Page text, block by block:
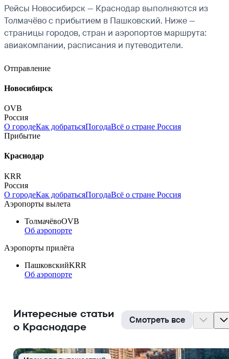
Рейсы Новосибирск — Краснодар выполняются из
Толмачёво с прибытием в Пашковский. Ниже —
страницы городов, стран и аэропортов маршрута:
авиакомпании, расписания и путеводители.
Отправление
Новосибирск
OVB
Россия
О городеКак добратьсяПогодаВсё о стране Россия
Прибытие
Краснодар
KRR
Россия
О городеКак добратьсяПогодаВсё о стране Россия
Аэропорты вылета
ТолмачёвоOVB
Об аэропорте
Аэропорты прилёта
ПашковскийKRR
Об аэропорте
Интересные статьи
о Краснодаре
Смотреть все